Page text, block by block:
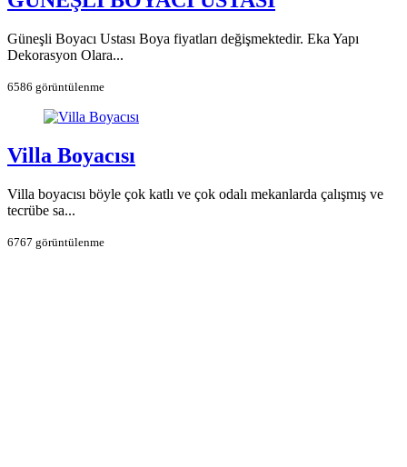
Güneşli Boyacı Ustası Boya fiyatları değişmektedir. Eka Yapı
Dekorasyon Olara...
6586 görüntülenme
Villa Boyacısı
Villa boyacısı böyle çok katlı ve çok odalı mekanlarda çalışmış ve
tecrübe sa...
6767 görüntülenme